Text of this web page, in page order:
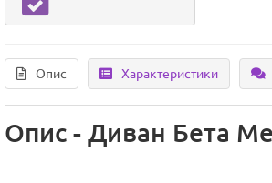
Опис Характеристики
Опис - Диван Бета